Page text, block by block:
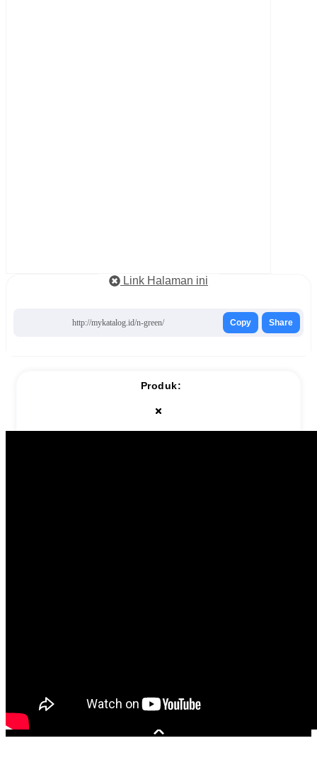
Link Halaman ini
http://mykatalog.id/n-green/ Copy Share
Produk: